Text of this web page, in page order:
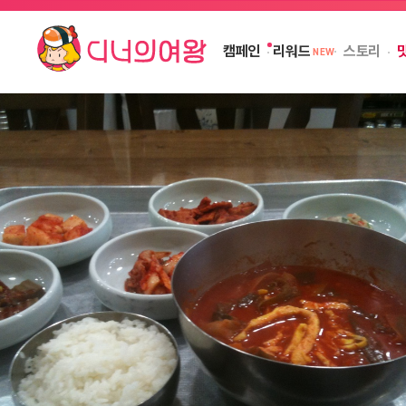
캠페인 리워드 NEW 스토리